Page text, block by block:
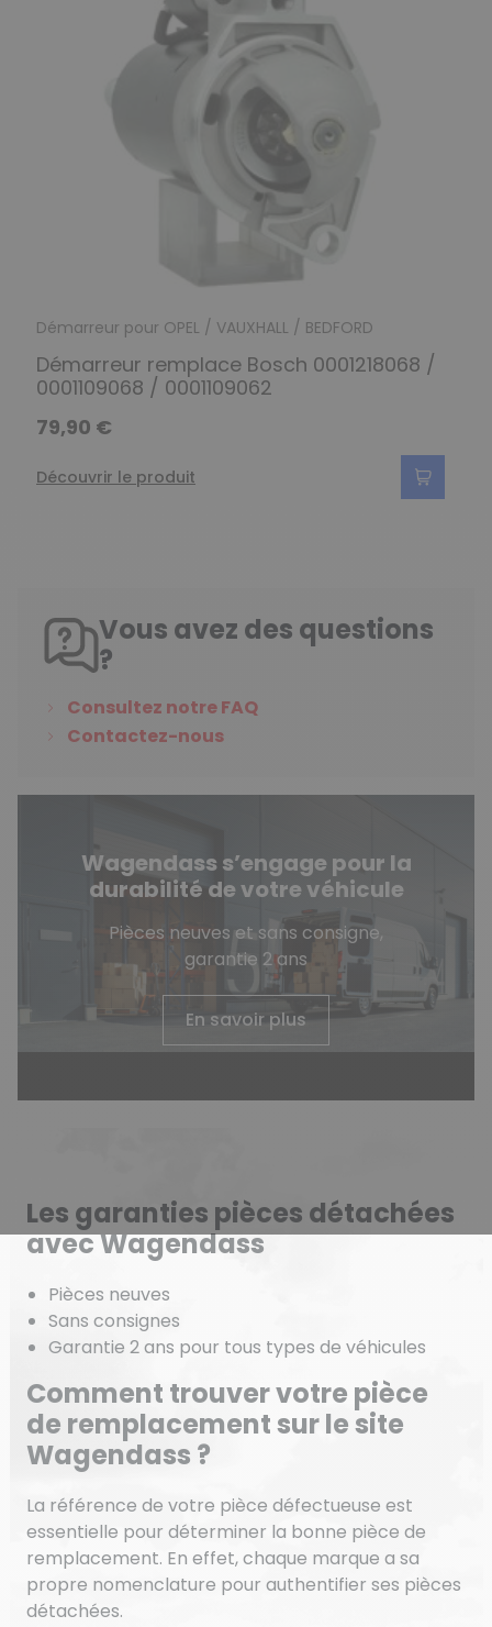
Démarreur pour OPEL / VAUXHALL / BEDFORD
Démarreur remplace Bosch 0001218068 /
0001109068 / 0001109062
79,90 €
Découvrir le produit
Vous avez des questions
?
Consultez notre FAQ
Contactez-nous
Wagendass s’engage pour la
durabilité de votre véhicule
Pièces neuves et sans consigne,
garantie 2 ans
En savoir plus
Les garanties pièces détachées
avec Wagendass
Pièces neuves
Sans consignes
Garantie 2 ans pour tous types de véhicules
Comment trouver votre pièce
de remplacement sur le site
Wagendass ?
La référence de votre pièce défectueuse est
essentielle pour déterminer la bonne pièce de
remplacement. En effet, chaque marque a sa
propre nomenclature pour authentifier ses pièces
détachées.